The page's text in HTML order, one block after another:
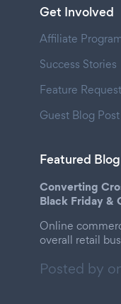
Get Involved
Affiliate
Success Stories
Feature
Guest Blog Post
Featured
Converting
Black Friday &
Online
overall retail
Posted by